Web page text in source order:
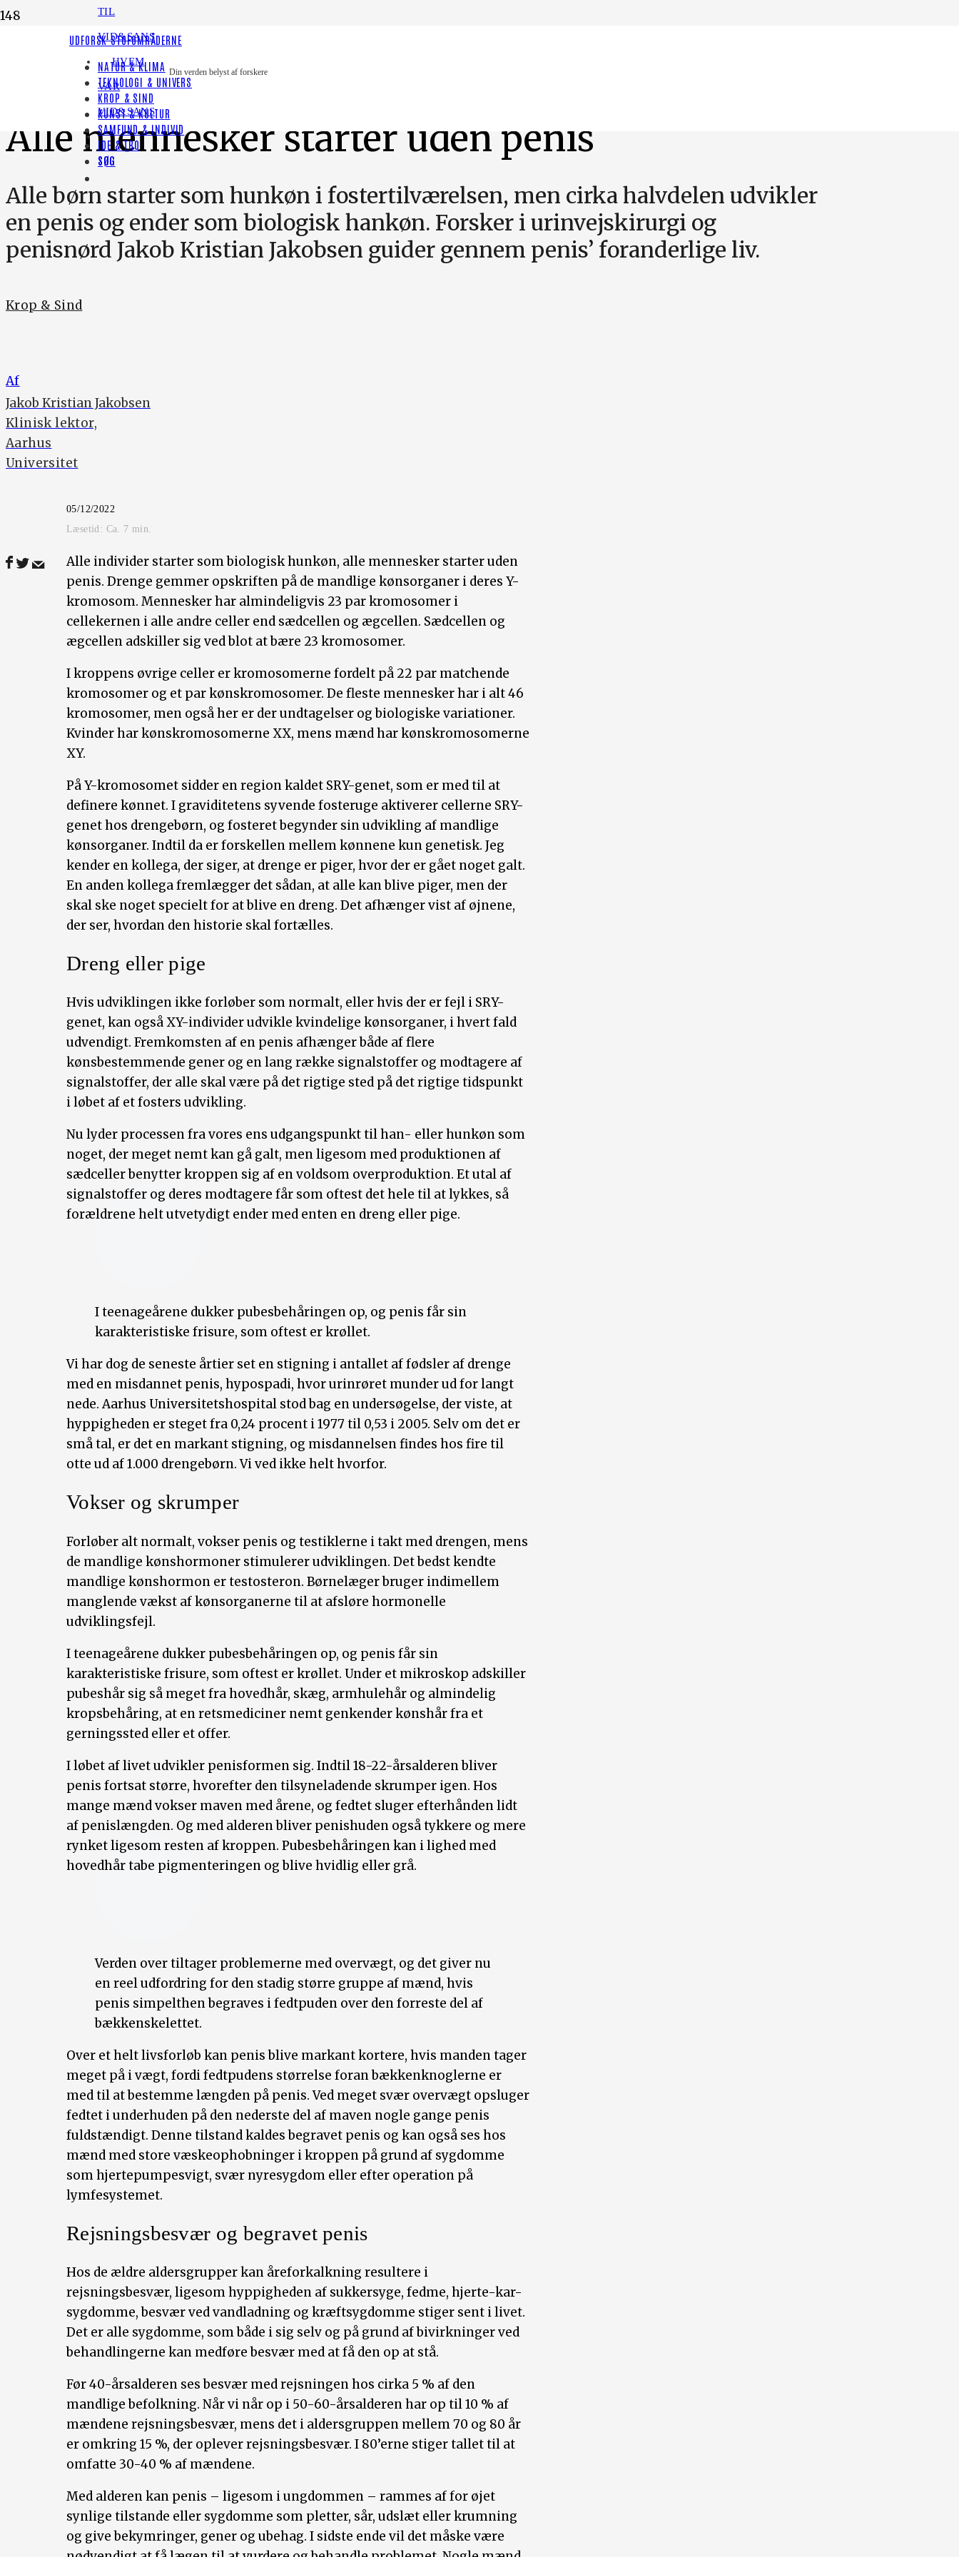
TIL
VID&SANS
HVEM
VAR
VID&SANS
Din verden belyst af forskere
UDFORSK STOFOMRÅDERNE
NATUR & KLIMA
TEKNOLOGI & UNIVERS
KROP & SIND
KUNST & KULTUR
SAMFUND & INDIVID
IDE & TRO
SØG
LYT TIL HISTORIEN
Alle mennesker starter uden penis
Alle børn starter som hunkøn i fostertilværelsen, men cirka halvdelen udvikler
en penis og ender som biologisk hankøn. Forsker i urinvejskirurgi og
penisnørd Jakob Kristian Jakobsen guider gennem penis’ foranderlige liv.
Krop & Sind
Af
Jakob Kristian Jakobsen
Klinisk lektor,
Aarhus
Universitet
05/12/2022
Læsetid: Ca. 7 min.
Alle individer starter som biologisk hunkøn, alle mennesker starter uden
penis. Drenge gemmer opskriften på de mandlige kønsorganer i deres Y-
kromosom. Mennesker har almindeligvis 23 par kromosomer i
cellekernen i alle andre celler end sædcellen og ægcellen. Sædcellen og
ægcellen adskiller sig ved blot at bære 23 kromosomer.
I kroppens øvrige celler er kromosomerne fordelt på 22 par matchende
kromosomer og et par kønskromosomer. De fleste mennesker har i alt 46
kromosomer, men også her er der undtagelser og biologiske variationer.
Kvinder har kønskromosomerne XX, mens mænd har kønskromosomerne
XY.
På Y-kromosomet sidder en region kaldet SRY-genet, som er med til at
definere kønnet. I graviditetens syvende fosteruge aktiverer cellerne SRY-
genet hos drengebørn, og fosteret begynder sin udvikling af mandlige
kønsorganer. Indtil da er forskellen mellem kønnene kun genetisk. Jeg
kender en kollega, der siger, at drenge er piger, hvor der er gået noget galt.
En anden kollega fremlægger det sådan, at alle kan blive piger, men der
skal ske noget specielt for at blive en dreng. Det afhænger vist af øjnene,
der ser, hvordan den historie skal fortælles.
Dreng eller pige
Hvis udviklingen ikke forløber som normalt, eller hvis der er fejl i SRY-
genet, kan også XY-individer udvikle kvindelige kønsorganer, i hvert fald
udvendigt. Fremkomsten af en penis afhænger både af flere
kønsbestemmende gener og en lang række signalstoffer og modtagere af
signalstoffer, der alle skal være på det rigtige sted på det rigtige tidspunkt
i løbet af et fosters udvikling.
Nu lyder processen fra vores ens udgangspunkt til han- eller hunkøn som
noget, der meget nemt kan gå galt, men ligesom med produktionen af
sædceller benytter kroppen sig af en voldsom overproduktion. Et utal af
signalstoffer og deres modtagere får som oftest det hele til at lykkes, så
forældrene helt utvetydigt ender med enten en dreng eller pige.
I teenageårene dukker pubesbehåringen op, og penis får sin
karakteristiske frisure, som oftest er krøllet.
Vi har dog de seneste årtier set en stigning i antallet af fødsler af drenge
med en misdannet penis, hypospadi, hvor urinrøret munder ud for langt
nede. Aarhus Universitetshospital stod bag en undersøgelse, der viste, at
hyppigheden er steget fra 0,24 procent i 1977 til 0,53 i 2005. Selv om det er
små tal, er det en markant stigning, og misdannelsen findes hos fire til
otte ud af 1.000 drengebørn. Vi ved ikke helt hvorfor.
Vokser og skrumper
Forløber alt normalt, vokser penis og testiklerne i takt med drengen, mens
de mandlige kønshormoner stimulerer udviklingen. Det bedst kendte
mandlige kønshormon er testosteron. Børnelæger bruger indimellem
manglende vækst af kønsorganerne til at afsløre hormonelle
udviklingsfejl.
I teenageårene dukker pubesbehåringen op, og penis får sin
karakteristiske frisure, som oftest er krøllet. Under et mikroskop adskiller
pubeshår sig så meget fra hovedhår, skæg, armhulehår og almindelig
kropsbehåring, at en retsmediciner nemt genkender kønshår fra et
gerningssted eller et offer.
I løbet af livet udvikler penisformen sig. Indtil 18-22-årsalderen bliver
penis fortsat større, hvorefter den tilsyneladende skrumper igen. Hos
mange mænd vokser maven med årene, og fedtet sluger efterhånden lidt
af penislængden. Og med alderen bliver penishuden også tykkere og mere
rynket ligesom resten af kroppen. Pubesbehåringen kan i lighed med
hovedhår tabe pigmenteringen og blive hvidlig eller grå.
Verden over tiltager problemerne med overvægt, og det giver nu
en reel udfordring for den stadig større gruppe af mænd, hvis
penis simpelthen begraves i fedtpuden over den forreste del af
bækkenskelettet.
Over et helt livsforløb kan penis blive markant kortere, hvis manden tager
meget på i vægt, fordi fedtpudens størrelse foran bækkenknoglerne er
med til at bestemme længden på penis. Ved meget svær overvægt opsluger
fedtet i underhuden på den nederste del af maven nogle gange penis
fuldstændigt. Denne tilstand kaldes begravet penis og kan også ses hos
mænd med store væskeophobninger i kroppen på grund af sygdomme
som hjertepumpesvigt, svær nyresygdom eller efter operation på
lymfesystemet.
Rejsningsbesvær og begravet penis
Hos de ældre aldersgrupper kan åreforkalkning resultere i
rejsningsbesvær, ligesom hyppigheden af sukkersyge, fedme, hjerte-kar-
sygdomme, besvær ved vandladning og kræftsygdomme stiger sent i livet.
Det er alle sygdomme, som både i sig selv og på grund af bivirkninger ved
behandlingerne kan medføre besvær med at få den op at stå.
Før 40-årsalderen ses besvær med rejsningen hos cirka 5 % af den
mandlige befolkning. Når vi når op i 50-60-årsalderen har op til 10 % af
mændene rejsningsbesvær, mens det i aldersgruppen mellem 70 og 80 år
er omkring 15 %, der oplever rejsningsbesvær. I 80’erne stiger tallet til at
omfatte 30-40 % af mændene.
Med alderen kan penis – ligesom i ungdommen – rammes af for øjet
synlige tilstande eller sygdomme som pletter, sår, udslæt eller krumning
og give bekymringer, gener og ubehag. I sidste ende vil det måske være